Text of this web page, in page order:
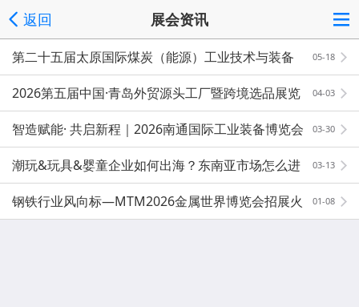
返回 展会资讯
05-18
第二十五届太原国际煤炭（能源）工业技术与装备
展览会
04-03
2026第五届中国·青岛外贸源头工厂暨跨境选品展览
会
03-30
智造赋能· 共启新程｜2026南通国际工业装备博览会
03-13
潮玩&玩具&婴童企业如何出海？东南亚市场怎么进
入？
01-08
钢铁行业风向标—MTM2026金属世界博览会招展火